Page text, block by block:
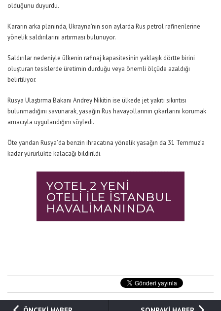
olduğunu duyurdu.
Kararın arka planında, Ukrayna’nın son aylarda Rus petrol rafinerilerine
yönelik saldırılarını artırması bulunuyor.
Saldırılar nedeniyle ülkenin rafinaj kapasitesinin yaklaşık dörtte birini
oluşturan tesislerde üretimin durduğu veya önemli ölçüde azaldığı
belirtiliyor.
Rusya Ulaştırma Bakanı Andrey Nikitin ise ülkede jet yakıtı sıkıntısı
bulunmadığını savunarak, yasağın Rus havayollarının çıkarlarını korumak
amacıyla uygulandığını söyledi.
Öte yandan Rusya’da benzin ihracatına yönelik yasağın da 31 Temmuz’a
kadar yürürlükte kalacağı bildirildi.